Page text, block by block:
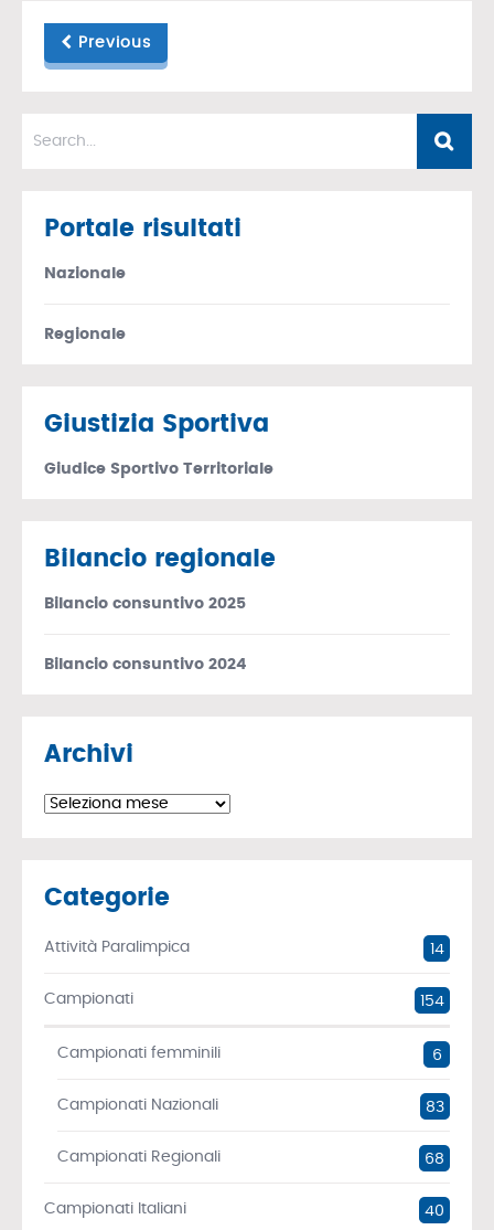
Previous
Portale risultati
Nazionale
Regionale
Giustizia Sportiva
Giudice Sportivo Territoriale
Bilancio regionale
Bilancio consuntivo 2025
Bilancio consuntivo 2024
Archivi
Archivi
Categorie
Attività Paralimpica 14
Campionati 154
Campionati femminili 6
Campionati Nazionali 83
Campionati Regionali 68
Campionati Italiani 40